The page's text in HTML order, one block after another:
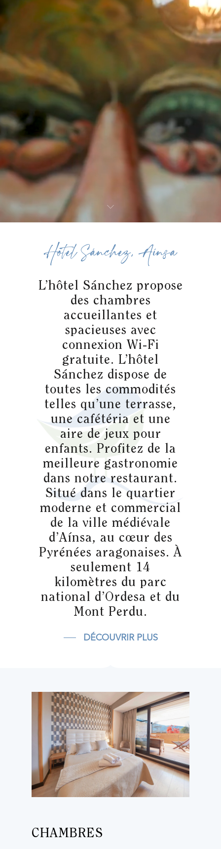
Hotel Sánchez, Aínsa
L’hôtel Sánchez propose
des chambres
accueillantes et
spacieuses avec
connexion Wi-Fi
gratuite. L’hôtel
Sánchez dispose de
toutes les commodités
telles qu’une terrasse,
une cafétéria et une
aire de jeux pour
enfants. Profitez de la
meilleure gastronomie
dans notre restaurant.
Situé dans le quartier
moderne et commercial
de la ville médiévale
d’Aínsa, au cœur des
Pyrénées aragonaises. À
seulement 14
kilomètres du parc
national d’Ordesa et du
Mont Perdu.
DÉCOUVRIR PLUS
CHAMBRES